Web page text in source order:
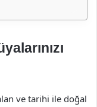
ve tarihi ile doğal